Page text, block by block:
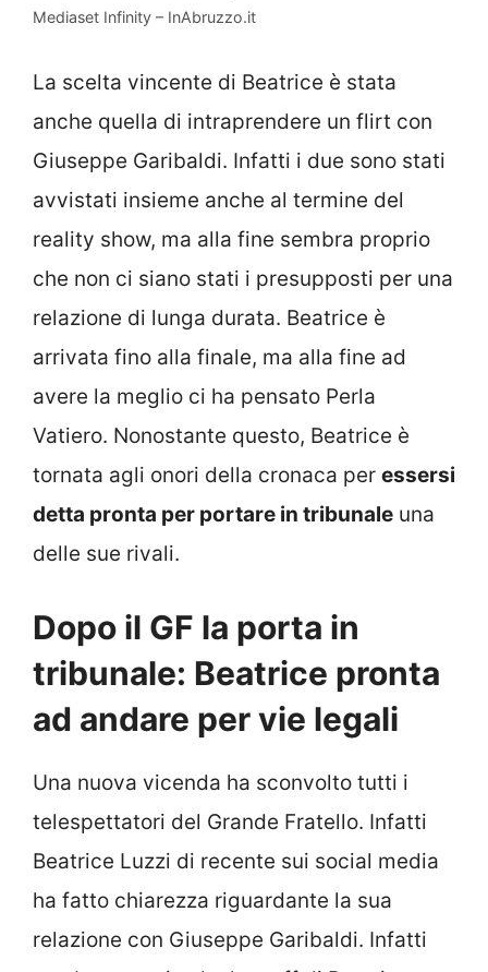
Mediaset Infinity – InAbruzzo.it
La scelta vincente di Beatrice è stata
anche quella di intraprendere un flirt con
Giuseppe Garibaldi. Infatti i due sono stati
avvistati insieme anche al termine del
reality show, ma alla fine sembra proprio
che non ci siano stati i presupposti per una
relazione di lunga durata. Beatrice è
arrivata fino alla finale, ma alla fine ad
avere la meglio ci ha pensato Perla
Vatiero. Nonostante questo, Beatrice è
tornata agli onori della cronaca per essersi
detta pronta per portare in tribunale una
delle sue rivali.
Dopo il GF la porta in
tribunale: Beatrice pronta
ad andare per vie legali
Una nuova vicenda ha sconvolto tutti i
telespettatori del Grande Fratello. Infatti
Beatrice Luzzi di recente sui social media
ha fatto chiarezza riguardante la sua
relazione con Giuseppe Garibaldi. Infatti